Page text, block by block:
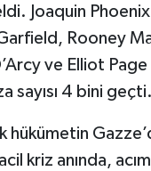
Joaquin
Rooney
ve Elliot
sayısı 4 bini geçti.
kriz anında,